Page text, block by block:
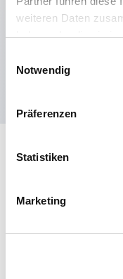
weiteren Daten
haben oder die sie
Notwendig
Präferenzen
Statistiken
Marketing
Schutzart IP65
Dokumente